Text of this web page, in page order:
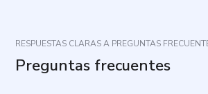
RESPUESTAS CLARAS A PREGUNTAS
Preguntas frecuentes